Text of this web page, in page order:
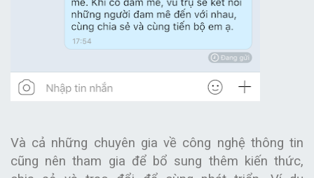
Và cả những chuyên gia về công nghệ thông tin
cũng nên tham gia để bổ sung thêm kiến thức,